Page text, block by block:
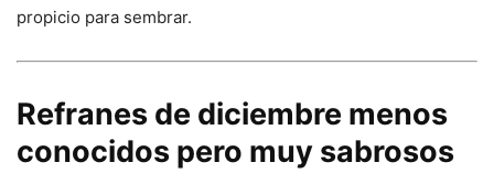
propicio para sembrar.
Refranes de diciembre menos
conocidos pero muy sabrosos